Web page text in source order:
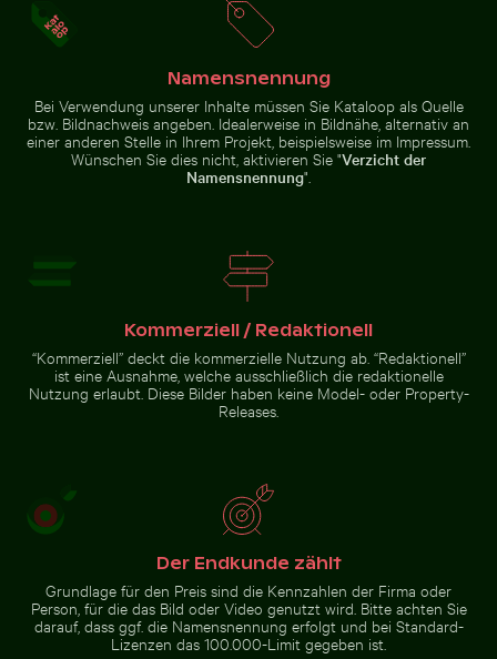
Modernes
Wohngebäude
Verbranntes Streichholz mit
Abstrakter Wald mit Bewegungsunschärfe
Sonnenuntergangsblick aus
Sonnenuntergangsblick
Zur Stock-Kollektion
Namensnennung
Bei Verwendung unserer Inhalte müssen Sie Kataloop als Quelle
bzw. Bildnachweis angeben. Idealerweise in Bildnähe, alternativ an
einer anderen Stelle in Ihrem Projekt, beispielsweise im Impressum.
Wünschen Sie dies nicht, aktivieren Sie "Verzicht der
Namensnennung".
Kommerziell / Redaktionell
“Kommerziell” deckt die kommerzielle Nutzung ab. “Redaktionell”
ist eine Ausnahme, welche ausschließlich die redaktionelle
Nutzung erlaubt. Diese Bilder haben keine Model- oder Property-
Releases.
Der Endkunde zählt
Grundlage für den Preis sind die Kennzahlen der Firma oder
Person, für die das Bild oder Video genutzt wird. Bitte achten Sie
darauf, dass ggf. die Namensnennung erfolgt und bei Standard-
Lizenzen das 100.000-Limit gegeben ist.